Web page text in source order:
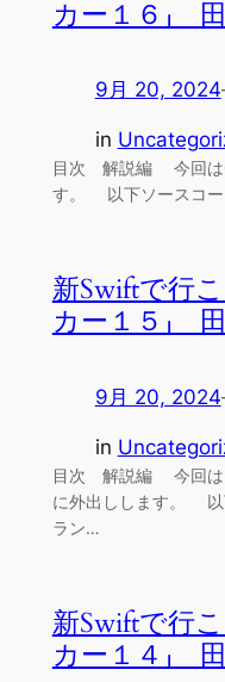
カー１６」
9月 20, 2024
in
目次 解説編 今回は
す。 以下ソースコ
新Swiftで行
カー１５」
9月 20, 2024
in
目次 解説編 今回は
に外出しします。
ラン…
新Swiftで行
カー１４」